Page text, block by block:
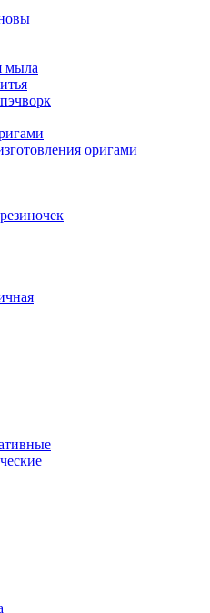
мыла
оригами